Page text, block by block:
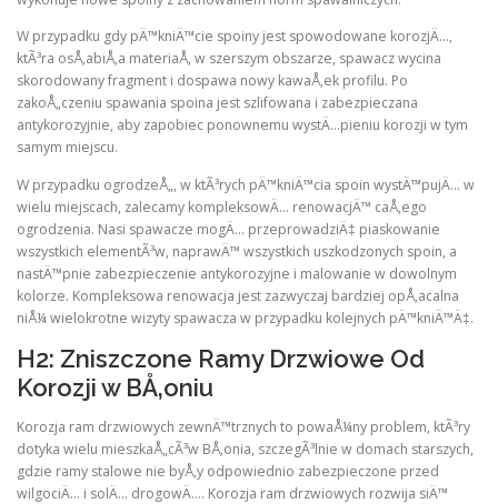
W przypadku gdy pÄ™kniÄ™cie spoiny jest spowodowane korozjÄ…,
ktÃ³ra osÅ‚abiÅ‚a materiaÅ‚ w szerszym obszarze, spawacz wycina
skorodowany fragment i dospawa nowy kawaÅ‚ek profilu. Po
zakoÅ„czeniu spawania spoina jest szlifowana i zabezpieczana
antykorozyjnie, aby zapobiec ponownemu wystÄ…pieniu korozji w tym
samym miejscu.
W przypadku ogrodzeÅ„, w ktÃ³rych pÄ™kniÄ™cia spoin wystÄ™pujÄ… w
wielu miejscach, zalecamy kompleksowÄ… renowacjÄ™ caÅ‚ego
ogrodzenia. Nasi spawacze mogÄ… przeprowadziÄ‡ piaskowanie
wszystkich elementÃ³w, naprawÄ™ wszystkich uszkodzonych spoin, a
nastÄ™pnie zabezpieczenie antykorozyjne i malowanie w dowolnym
kolorze. Kompleksowa renowacja jest zazwyczaj bardziej opÅ‚acalna
niÅ¼ wielokrotne wizyty spawacza w przypadku kolejnych pÄ™kniÄ™Ä‡.
H2: Zniszczone Ramy Drzwiowe Od
Korozji w BÅ‚oniu
Korozja ram drzwiowych zewnÄ™trznych to powaÅ¼ny problem, ktÃ³ry
dotyka wielu mieszkaÅ„cÃ³w BÅ‚onia, szczegÃ³lnie w domach starszych,
gdzie ramy stalowe nie byÅ‚y odpowiednio zabezpieczone przed
wilgociÄ… i solÄ… drogowÄ…. Korozja ram drzwiowych rozwija siÄ™